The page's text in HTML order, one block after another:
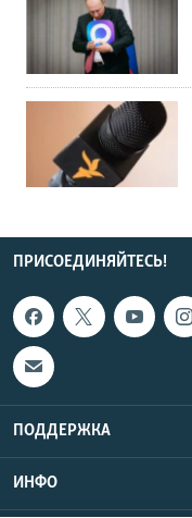
ПРИСОЕДИНЯЙТЕСЬ!
ПОДДЕРЖКА
ИНФО